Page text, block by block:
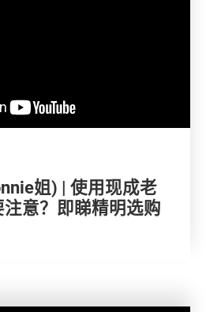
姐) | 使用现成老
意？即睇精明选购